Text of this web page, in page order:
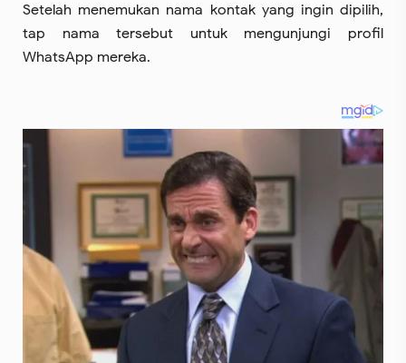
Setelah menemukan nama kontak yang ingin dipilih,
tap nama tersebut untuk mengunjungi profil
WhatsApp mereka.